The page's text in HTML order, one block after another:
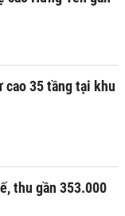
cao 35 tầng tại khu
thu gần 353.000